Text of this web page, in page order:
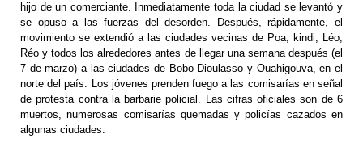
hijo de un comerciante. Inmediatamente toda la ciudad se levantó y
se opuso a las fuerzas del desorden. Después, rápidamente, el
movimiento se extendió a las ciudades vecinas de Poa, kindi, Léo,
Réo y todos los alrededores antes de llegar una semana después (el
7 de marzo) a las ciudades de Bobo Dioulasso y Ouahigouva, en el
norte del país. Los jóvenes prenden fuego a las comisarías en señal
de protesta contra la barbarie policial. Las cifras oficiales son de 6
muertos, numerosas comisarías quemadas y policías cazados en
algunas ciudades.